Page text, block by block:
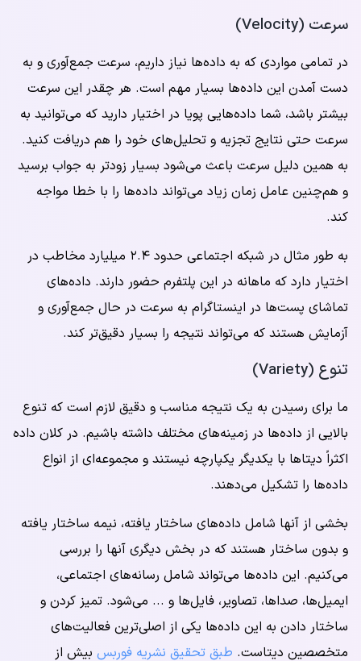
سرعت (Velocity)
در تمامی مواردی که به داده‌ها نیاز داریم، سرعت جمع‌آوری و به
دست آمدن این داده‌ها بسیار مهم است. هر چقدر این سرعت
بیشتر باشد، شما داده‌هایی پویا در اختیار دارید که می‌توانید به
سرعت حتی نتایج تجزیه و تحلیل‌های خود را هم دریافت کنید.
به همین دلیل سرعت باعث می‌شود بسیار زودتر به جواب برسید
و هم‌چنین عامل زمان زیاد می‌تواند داده‌ها را با خطا مواجه
کند.
به طور مثال در شبکه اجتماعی حدود ۲.۴ میلیارد مخاطب در
اختیار دارد که ماهانه در این پلتفرم حضور دارند. داده‌های
تماشای پست‌ها در اینستاگرام به سرعت در حال جمع‌آوری و
آزمایش هستند که می‌تواند نتیجه را بسیار دقیق‌تر کند.
تنوع (Variety)
ما برای رسیدن به یک نتیجه مناسب و دقیق لازم است که تنوع
بالایی از داده‌ها در زمینه‌های مختلف داشته باشیم. در کلان داده
اکثراً دیتاها با یکدیگر یکپارچه نیستند و مجموعه‌ای از انواع
داده‌ها را تشکیل می‌دهند.
بخشی از آنها شامل داده‌های ساختار یافته، نیمه ساختار یافته
و بدون ساختار هستند که در بخش دیگری آنها را بررسی
می‌کنیم. این داده‌ها می‌تواند شامل رسانه‌های اجتماعی،
ایمیل‌ها، صداها، تصاویر، فایل‌ها و ... می‌شود. تمیز کردن و
ساختار دادن به این داده‌ها یکی از اصلی‌ترین فعالیت‌های
متخصصین دیتاست. طبق تحقیق نشریه فوربس بیش از